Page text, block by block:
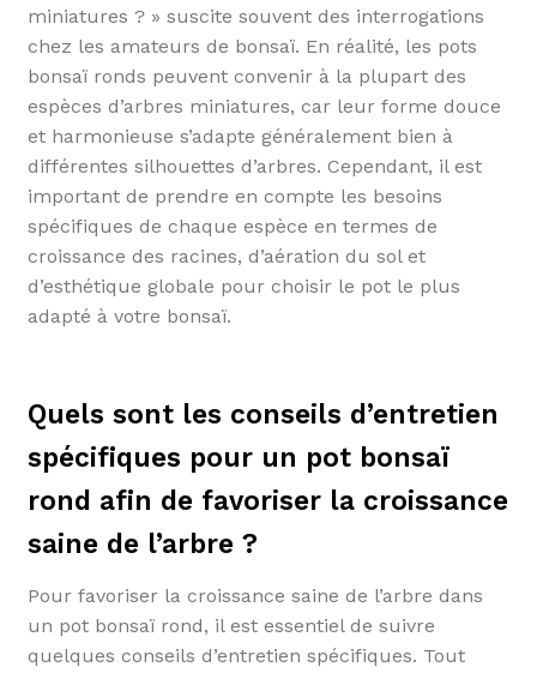
miniatures ? » suscite souvent des interrogations
chez les amateurs de bonsaï. En réalité, les pots
bonsaï ronds peuvent convenir à la plupart des
espèces d’arbres miniatures, car leur forme douce
et harmonieuse s’adapte généralement bien à
différentes silhouettes d’arbres. Cependant, il est
important de prendre en compte les besoins
spécifiques de chaque espèce en termes de
croissance des racines, d’aération du sol et
d’esthétique globale pour choisir le pot le plus
adapté à votre bonsaï.
Quels sont les conseils d’entretien
spécifiques pour un pot bonsaï
rond afin de favoriser la croissance
saine de l’arbre ?
Pour favoriser la croissance saine de l’arbre dans
un pot bonsaï rond, il est essentiel de suivre
quelques conseils d’entretien spécifiques. Tout